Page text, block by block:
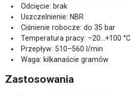
Odcięcie: brak
Uszczelnienie: NBR
Ciśnienie robocze: do 35 bar
Temperatura pracy: –20…+100 °C
Przepływ: 510–560 l/min
Waga: kilkanaście gramów
Zastosowania